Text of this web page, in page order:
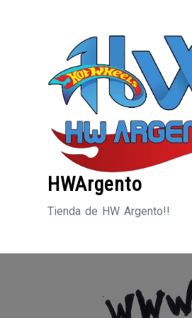
HWArgento
Tienda de HW Argento!!